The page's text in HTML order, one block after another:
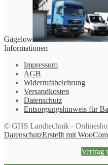
Gägelow
Informationen
Impressum
AGB
Widerrufsbelehrung
Versandkosten
Datenschutz
Entsorgungshinweis für
© GHS Landtechnik -
DatenschutzErstellt mit
Vertrag